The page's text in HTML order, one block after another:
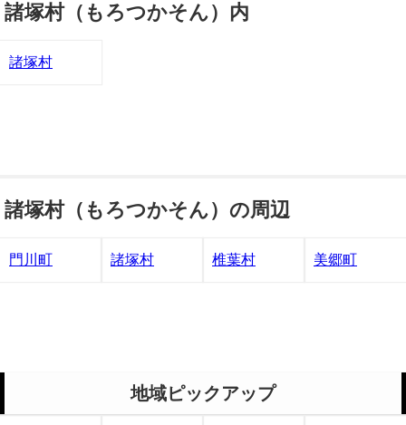
諸塚村（もろつかそん）内
諸塚村
諸塚村（もろつかそん）の周辺
門川町 諸塚村 椎葉村 美郷町
地域ピックアップ